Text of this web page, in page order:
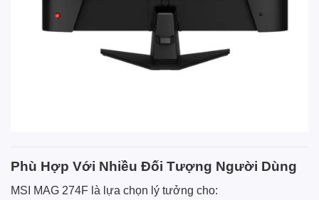
Phù Hợp Với Nhiều Đối Tượng Người Dùng
MSI MAG 274F là lựa chọn lý tưởng cho: